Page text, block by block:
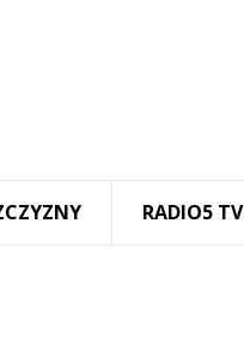
RADIO5 TV